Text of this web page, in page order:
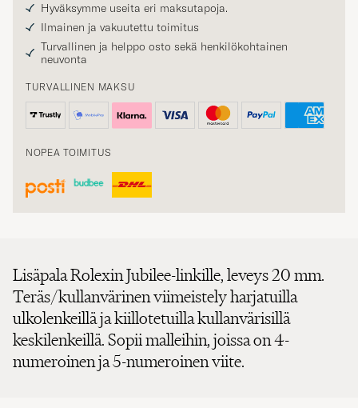
Hyväksymme useita eri maksutapoja.
Ilmainen ja vakuutettu toimitus
Turvallinen ja helppo osto sekä henkilökohtainen
neuvonta
TURVALLINEN MAKSU
NOPEA TOIMITUS
Lisäpala Rolexin Jubilee-linkille, leveys 20 mm.
Teräs/kullanvärinen viimeistely harjatuilla
ulkolenkeillä ja kiillotetuilla kullanvärisillä
keskilenkeillä. Sopii malleihin, joissa on 4-
numeroinen ja 5-numeroinen viite.